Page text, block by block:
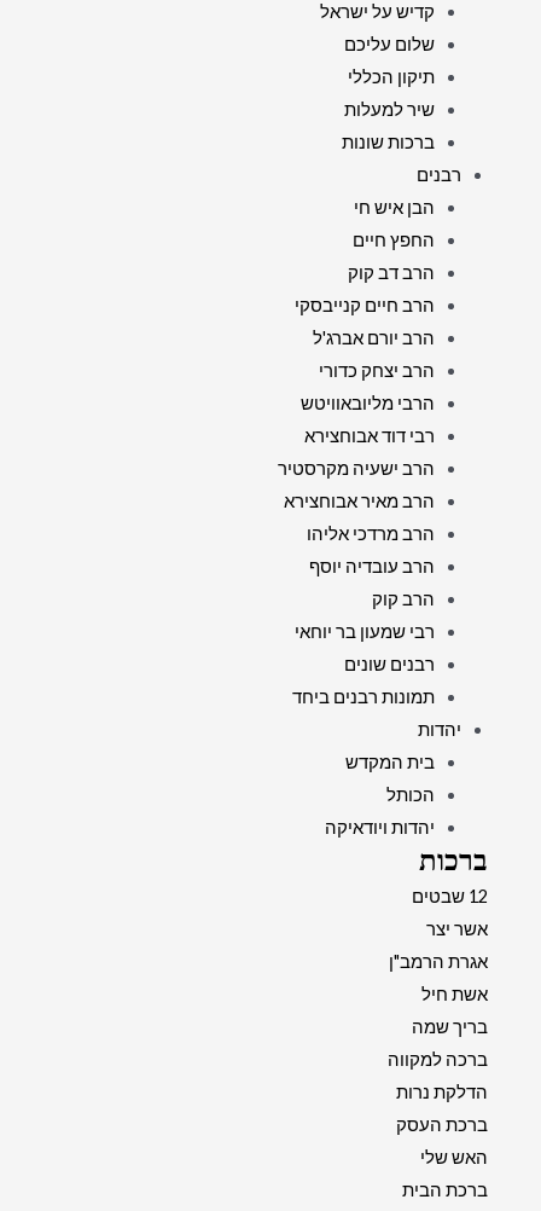
קדיש על ישראל
שלום עליכם
תיקון הכללי
שיר למעלות
ברכות שונות
רבנים
הבן איש חי
החפץ חיים
הרב דב קוק
הרב חיים קנייבסקי
הרב יורם אברג'ל
הרב יצחק כדורי
הרבי מליובאוויטש
רבי דוד אבוחצירא
הרב ישעיה מקרסטיר
הרב מאיר אבוחצירא
הרב מרדכי אליהו
הרב עובדיה יוסף
הרב קוק
רבי שמעון בר יוחאי
רבנים שונים
תמונות רבנים ביחד
יהדות
בית המקדש
הכותל
יהדות ויודאיקה
ברכות
12 שבטים
אשר יצר
אגרת הרמב"ן
אשת חיל
בריך שמה
ברכה למקווה
הדלקת נרות
ברכת העסק
האש שלי
ברכת הבית